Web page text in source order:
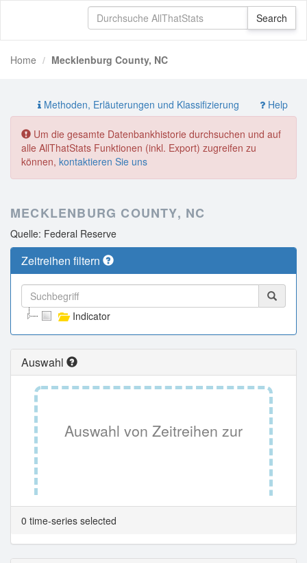
Home Mecklenburg County, NC
Methoden, Erläuterungen und Klassifizierung Help
Um die gesamte Datenbankhistorie durchsuchen und auf
alle AllThatStats Funktionen (inkl. Export) zugreifen zu
können, kontaktieren Sie uns
MECKLENBURG COUNTY, NC
Quelle: Federal Reserve
Zeitreihen filtern
Indicator
Auswahl
Auswahl von Zeitreihen zur
Tabellenansicht.
0 time-series selected